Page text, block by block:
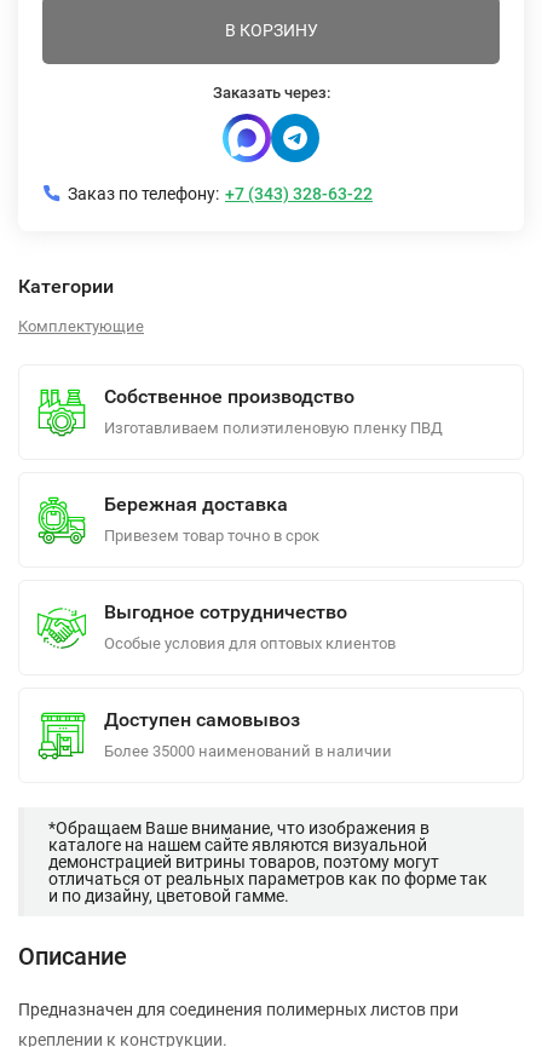
В КОРЗИНУ
Заказать через:
Заказ по телефону: +7 (343) 328-63-22
Категории
Комплектующие
Собственное производство
Изготавливаем полиэтиленовую пленку ПВД
Бережная доставка
Привезем товар точно в срок
Выгодное сотрудничество
Особые условия для оптовых клиентов
Доступен самовывоз
Более 35000 наименований в наличии
*Обращаем Ваше внимание, что изображения в
каталоге на нашем сайте являются визуальной
демонстрацией витрины товаров, поэтому могут
отличаться от реальных параметров как по форме так
и по дизайну, цветовой гамме.
Описание
Предназначен для соединения полимерных листов при
креплении к конструкции.